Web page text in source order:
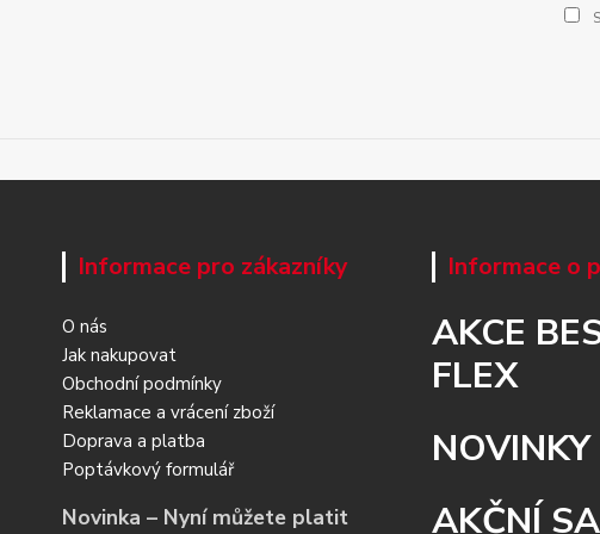
Informace pro zákazníky
O nás
Jak nakupovat
Obchodní podmínky
Reklamace a vrácení zboží
Doprava a platba
Poptávkový formulář
Novinka – Nyní můžete platit
Informace o
AKCE
FLEX
NOVINKY
AKČNÍ